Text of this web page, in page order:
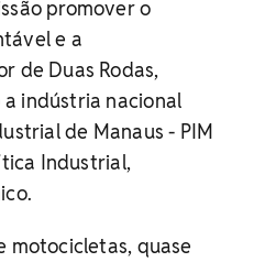
promover o
e a
de Duas Rodas,
indústria nacional
de Manaus - PIM
Industrial,
motocicletas, quase